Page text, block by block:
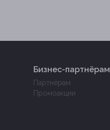
Бизнес-партнёрам
Партнёрам
Промоакции